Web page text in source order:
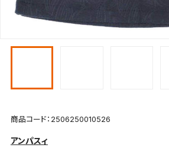
商品コード：2506250010526
アンパスィ